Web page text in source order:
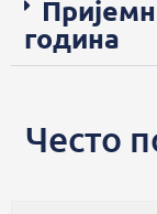
година
Често